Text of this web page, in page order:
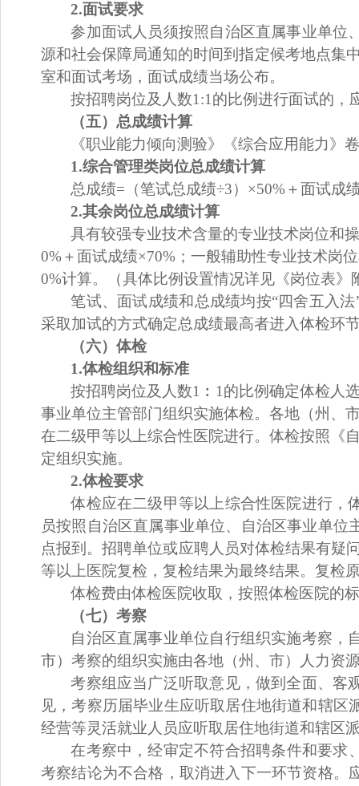
2.面试要求
参加面试人员须按照自治区直属事业单位
源和社会保障局通知的时间到指定候考地点集
室和面试考场 ， 面试成绩当场公布。
按招聘岗位及人数1:1的比例进行面试的，
（五）总成绩计算
《职业能力倾向测验》《综合应用能力》
1.综合管理类岗位总成绩计算
总成绩=（笔试总成绩÷3） ×50%＋面试成
2.其余岗位总成绩计算
具有较强专业技术含量的专业技术岗位和
0%＋面试成绩×70% ；一般辅助性专业技术岗
0%计算。
（具体比例设置情况详见《岗位表》
笔试、面试成绩和总成绩均按“四舍五入
采取加试的方式确定总成绩最高者进入体检环
（六）体检
1.体检组织和标准
按招聘岗位及人数1︰1的比例确定体检人
事业单位主管部门组织实施体检。各地（州、
在二级甲等以上综合性医院进行。 体检按照《
定组织实施。
2.体检要求
体检应在二级甲等以上综合性医院进行，
员按照 自治区直属事业单位、 自治区事业单位
点报到。招聘单位或应聘人员对体检结果有疑
等以上医院复检，复检结果为最终结果。复检
体检费由体检医院收取，按照体检医院的
（七）考察
自治区直属事业单位自行组织实施考察，
市）考察的组织实施由各地（州、市）
人力资
考察组应当广泛听取意见，做到全面、客
见，考察历届毕业生应听取居住地街道和辖
经营等灵活就业人员应听取居住地街道和辖区
在考察中，经审定不符合招聘条件和要求
考察结论为不合格，取消进入下一环节资格。